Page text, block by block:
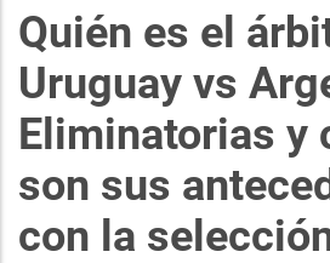
Quién es el
Uruguay vs
Eliminatorias y
son sus
con la